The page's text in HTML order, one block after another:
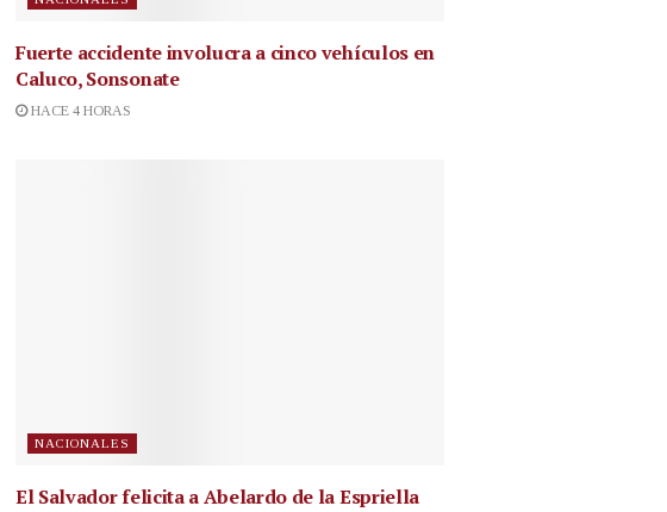
Fuerte accidente involucra a cinco vehículos en
Caluco, Sonsonate
HACE 4 HORAS
NACIONALES
El Salvador felicita a Abelardo de la Espriella